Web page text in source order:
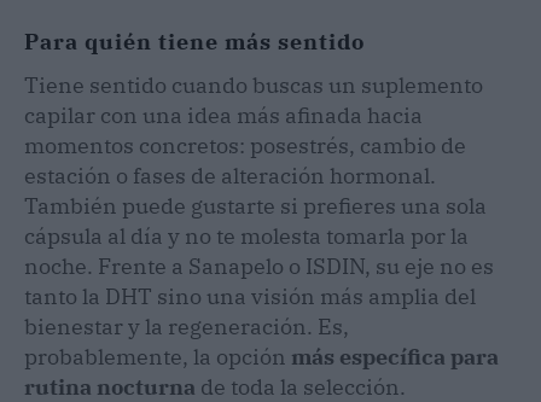
Para quién tiene más sentido
Tiene sentido cuando buscas un suplemento
capilar con una idea más afinada hacia
momentos concretos: posestrés, cambio de
estación o fases de alteración hormonal.
También puede gustarte si prefieres una sola
cápsula al día y no te molesta tomarla por la
noche. Frente a Sanapelo o ISDIN, su eje no es
tanto la DHT sino una visión más amplia del
bienestar y la regeneración. Es,
probablemente, la opción más específica para
rutina nocturna de toda la selección.